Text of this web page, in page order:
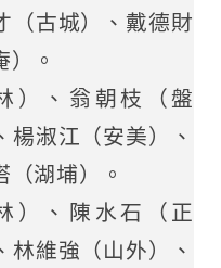
（古城）、戴德財
）。
）、翁朝枝（盤
楊淑江（安美）、
湖埔）。
）、陳水石（正
維強（山外）、